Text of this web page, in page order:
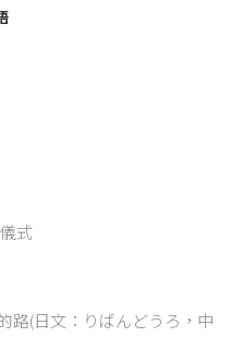
式
路(日文：りばんどうろ，中